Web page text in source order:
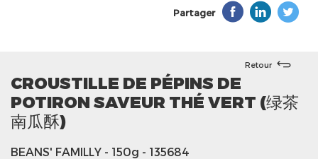
Partager
Retour
CROUSTILLE DE PÉPINS DE
POTIRON SAVEUR THÉ VERT (绿茶
南瓜酥)
BEANS' FAMILLY - 150g - 135684